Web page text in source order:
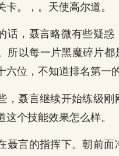
卡。，。天使高尔道。
话，聂言略微有些疑
所以每一片黑魔碎片
六位，不知道排名第一
，聂言继续开始练级
这个技能效果怎么样。
聂言的指挥下。朝前